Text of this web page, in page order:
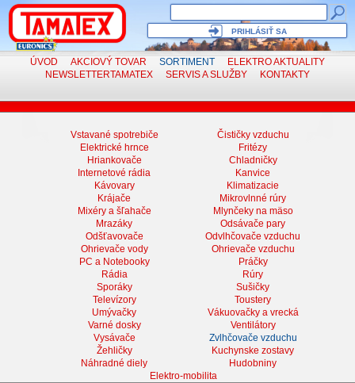
PRIHLÁSIŤ SA
ÚVOD AKCIOVÝ TOVAR SORTIMENT ELEKTROAKTUALITY
NEWSLETTERTAMATEX SERVISA SLUŽBY KONTAKTY
Vstavané spotrebiče
Čističky vzduchu
Elektrické hrnce
Fritézy
Hriankovače
Chladničky
Internetové rádia
Kanvice
Kávovary
Klimatizacie
Krájače
Mikrovlnné rúry
Mixéry a šľahače
Mlynčeky na mäso
Mrazáky
Odsávače pary
Odšťavovače
Odvlhčovače vzduchu
Ohrievače vody
Ohrievače vzduchu
PC a Notebooky
Práčky
Rádia
Rúry
Sporáky
Sušičky
Televízory
Toustery
Umývačky
Vákuovačky a vrecká
Varné dosky
Ventilátory
Vysávače
Zvlhčovače vzduchu
Žehličky
Kuchynske zostavy
Náhradné diely
Hudobniny
Elektro-mobilita